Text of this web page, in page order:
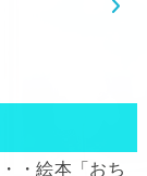
・絵本「おち